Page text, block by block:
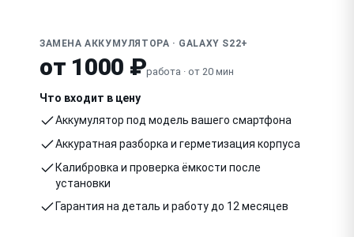
ЗАМЕНА АККУМУЛЯТОРА · GALAXY S22+
от 1000 ₽работа · от 20 мин
Что входит в цену
Аккумулятор под модель вашего смартфона
Аккуратная разборка и герметизация корпуса
Калибровка и проверка ёмкости после
установки
Гарантия на деталь и работу до 12 месяцев